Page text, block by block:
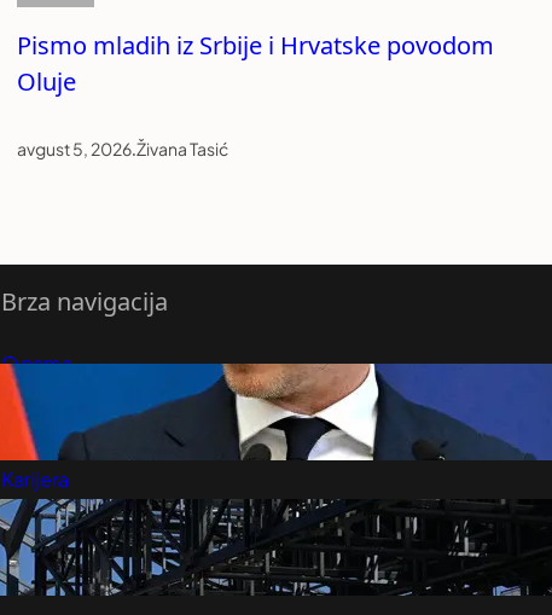
Pismo mladih iz Srbije i Hrvatske povodom
Oluje
avgust 5, 2026.Živana Tasić
Brza navigacija
O nama
Predloži Vest
Pretplatite se na vesti
Karijera
Marketing
Kontakt